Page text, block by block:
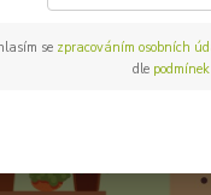
se zpracováním osobních
dle